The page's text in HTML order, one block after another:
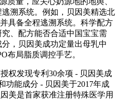
溯系统。例如，贝因美精选北
具备全程逃溯系统。科学配方
、配方能否合适中国宝宝需
，贝因美成功定量出母乳中
布局脂质调控手艺。
发现专利30余项 - 贝因美成
功能成分 - 贝因美于2017年成
美是首家获准注册特殊医学用